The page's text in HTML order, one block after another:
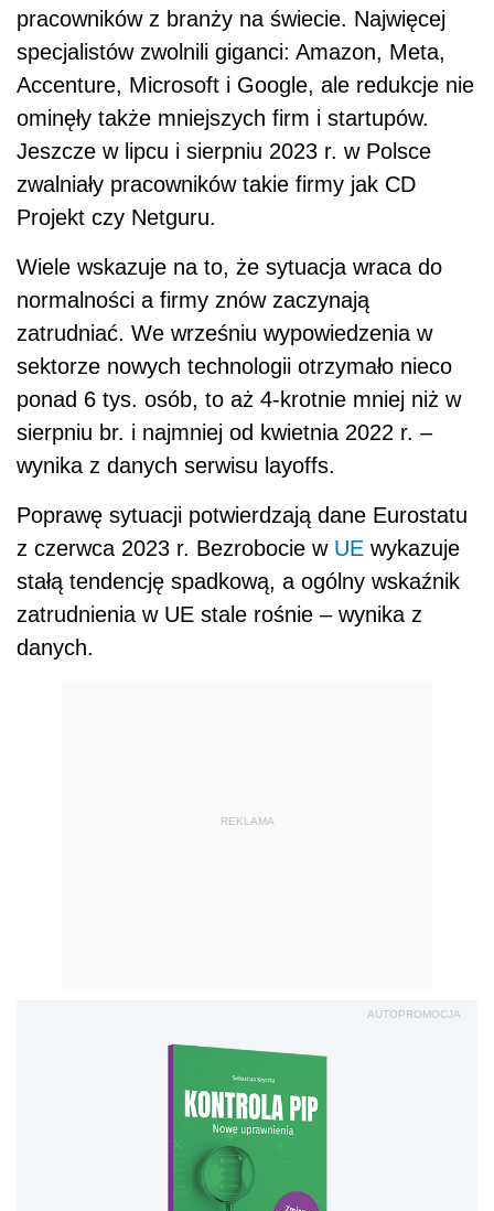
pracowników z branży na świecie. Najwięcej
specjalistów zwolnili giganci: Amazon, Meta,
Accenture, Microsoft i Google, ale redukcje nie
ominęły także mniejszych firm i startupów.
Jeszcze w lipcu i sierpniu 2023 r. w Polsce
zwalniały pracowników takie firmy jak CD
Projekt czy Netguru.
Wiele wskazuje na to, że sytuacja wraca do
normalności a firmy znów zaczynają
zatrudniać. We wrześniu wypowiedzenia w
sektorze nowych technologii otrzymało nieco
ponad 6 tys. osób, to aż 4-krotnie mniej niż w
sierpniu br. i najmniej od kwietnia 2022 r. –
wynika z danych serwisu layoffs.
Poprawę sytuacji potwierdzają dane Eurostatu
z czerwca 2023 r. Bezrobocie w UE wykazuje
stałą tendencję spadkową, a ogólny wskaźnik
zatrudnienia w UE stale rośnie – wynika z
danych.
REKLAMA
AUTOPROMOCJA